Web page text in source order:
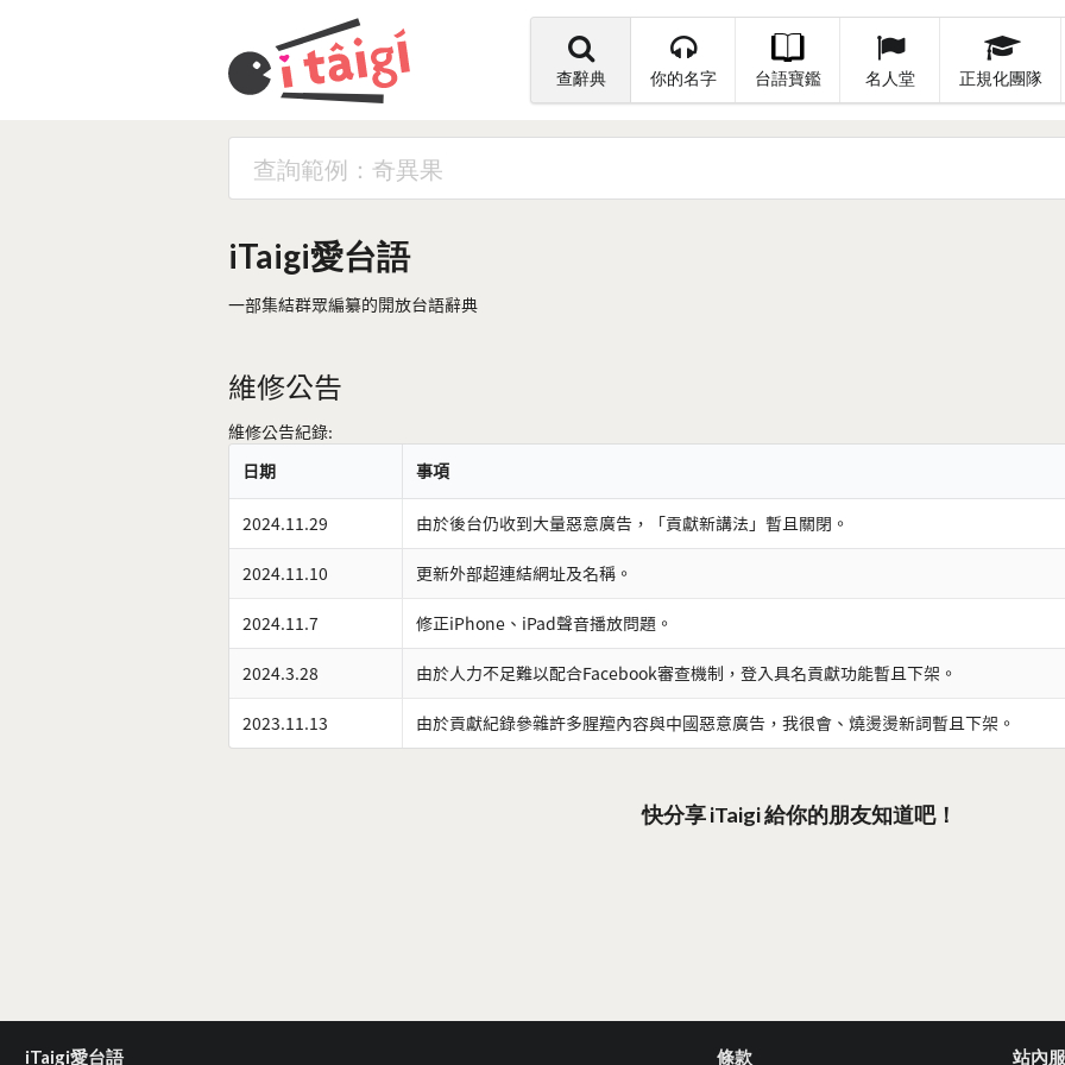
查辭典 你的名字 台語寶鑑 名人堂 正規化團隊
iTaigi愛台語
一部集結群眾編纂的開放台語辭典
維修公告
維修公告紀錄:
日期
事項
2024.11.29 由於後台仍收到大量惡意廣告，「貢獻新講法」暫且關閉。
2024.11.10 更新外部超連結網址及名稱。
2024.11.7 修正iPhone、iPad聲音播放問題。
2024.3.28 由於人力不足難以配合Facebook審查機制，登入具名貢獻功能暫且下架。
2023.11.13 由於貢獻紀錄參雜許多腥羶內容與中國惡意廣告，我很會、燒燙燙新詞暫且下架。
快分享 iTaigi 給你的朋友知道吧！
iTaigi愛台語 條款 站內